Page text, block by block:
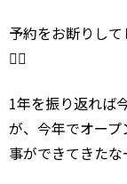
予約をお断りし
🙇‍♂️
1年を振り返れば
が、今年でオー
事ができてきたな